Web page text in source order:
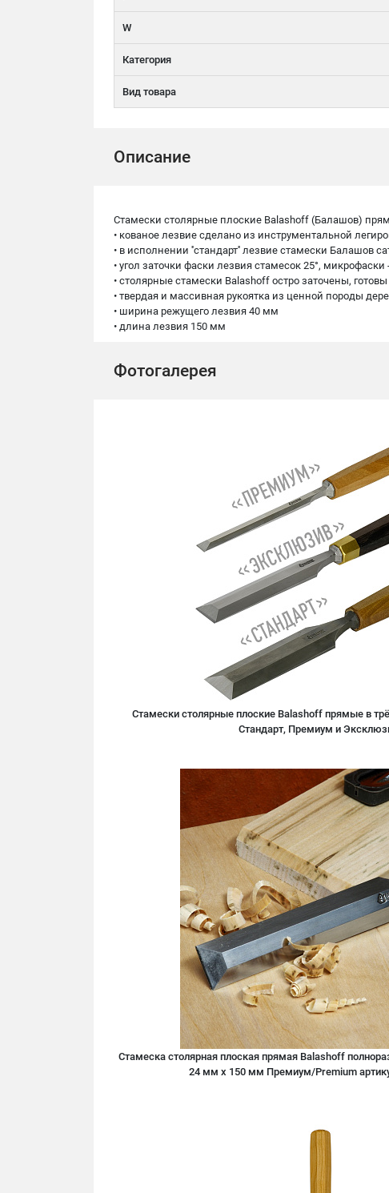
W
Категория
Вид товара
Описание
Стамески столярные плоские Balashoff (Балашов)
• кованое лезвие сделано из инструментальной
• в исполнении ''стандарт'' лезвие стамески Балашов
• угол заточки фаски лезвия стамесок 25°, микрофаски
• столярные стамески Balashoff остро заточены,
• твердая и массивная рукоятка из ценной породы
• ширина режущего лезвия 40 мм
• длина лезвия 150 мм
Фотогалерея
Стамески столярные плоские Balashoff прямые в
Стандарт, Премиум и
Стамеска столярная плоская прямая Balashoff
24 мм х 150 мм Премиум/Premium